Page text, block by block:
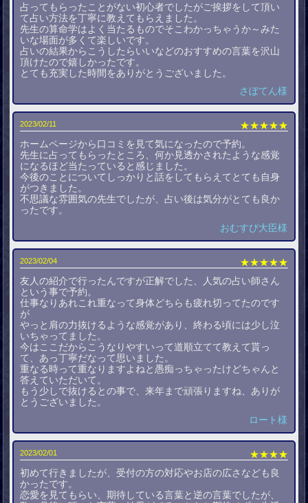
占ってもらったことがない初心者でしたがご挨拶をして頂い
て占い方法を丁寧に教えてもらえました。
先生の算命学はよく当たるものでそこわかっちゃうか～みた
いな場面が多くて楽しいです。
占いの結果からこうしたらいいなどのおすすめの言葉を沢山
頂けたので嬉しかったです。
とても充実した時間をありがとうございました。
さぼてん様
2023/02/11
★★★★★
ホームページから口コミを見て気になったので予約。
先生に占ってもらったところ、何か見透かされたような感覚
になるほど当たっていると感じました。
今後のことについてしっかりと話をしてもらえてとても自身
がつきました。
不思議な雰囲気の先生でしたが、占い後は気分がとても良か
ったです。
おむすび大臣様
2023/02/04
★★★★★
友人の紹介で行ったんですが正解でした、人気の占い師さん
という事で予約。
仕事なりあれこれ重なって身体どちらも疲れ切ってたのです
が
やっと肩の力抜けるような感覚があり、終わる頃には少し泣
いちゃってました。
今はここだからこうなりやすいって道順立てて教えて貰っ
て、あっ丁寧だなって思いました。
重なる時って重なりますよねと愚痴っちゃったけどちゃんと
答えていただいて。
もう少しで抜けるとの事で、来年まで頑張りますね、ありが
とうございました。
ロート様
2023/02/01
★★★★
初めて行きましたが、受付の方の対応やお店の広さなども良
かったです。
恋愛を見てもらい、期待している言葉と逆の言葉でしたが、